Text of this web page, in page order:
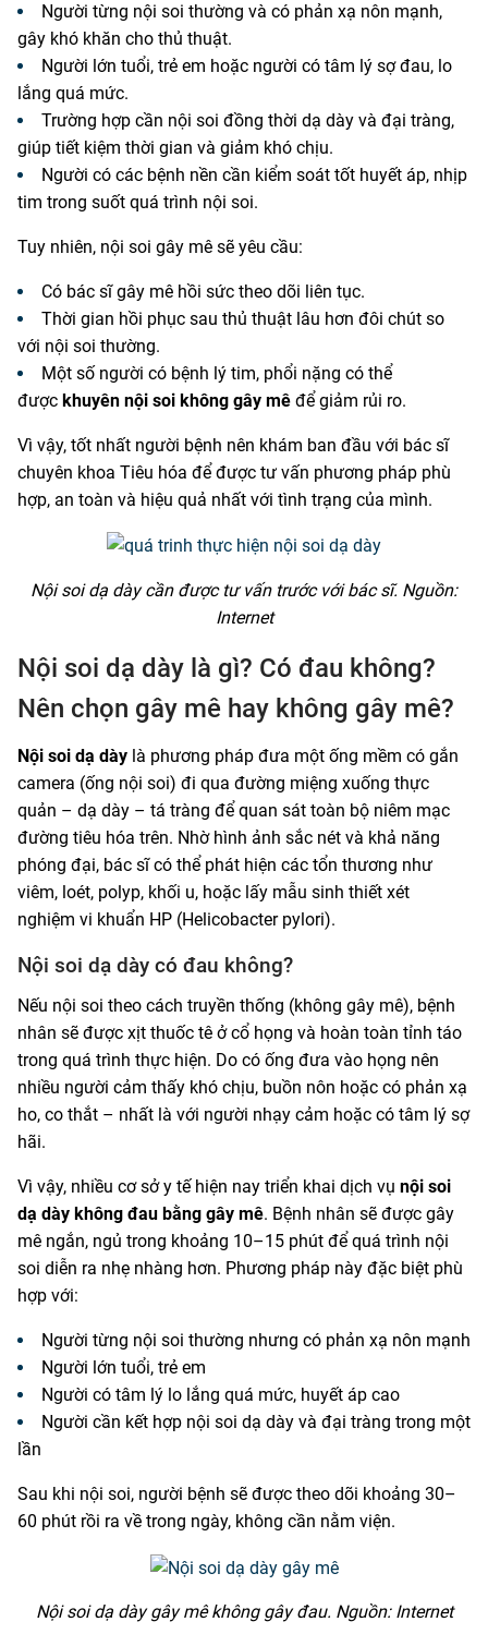
Người từng nội soi thường và có phản xạ nôn mạnh,
gây khó khăn cho thủ thuật.
Người lớn tuổi, trẻ em hoặc người có tâm lý sợ đau, lo
lắng quá mức.
Trường hợp cần nội soi đồng thời dạ dày và đại tràng,
giúp tiết kiệm thời gian và giảm khó chịu.
Người có các bệnh nền cần kiểm soát tốt huyết áp, nhịp
tim trong suốt quá trình nội soi.
Tuy nhiên, nội soi gây mê sẽ yêu cầu:
Có bác sĩ gây mê hồi sức theo dõi liên tục.
Thời gian hồi phục sau thủ thuật lâu hơn đôi chút so
với nội soi thường.
Một số người có bệnh lý tim, phổi nặng có thể
được khuyên nội soi không gây mê để giảm rủi ro.
Vì vậy, tốt nhất người bệnh nên khám ban đầu với bác sĩ
chuyên khoa Tiêu hóa để được tư vấn phương pháp phù
hợp, an toàn và hiệu quả nhất với tình trạng của mình.
Nội soi dạ dày cần được tư vấn trước với bác sĩ. Nguồn:
Internet
Nội soi dạ dày là gì? Có đau không?
Nên chọn gây mê hay không gây mê?
Nội soi dạ dày là phương pháp đưa một ống mềm có gắn
camera (ống nội soi) đi qua đường miệng xuống thực
quản – dạ dày – tá tràng để quan sát toàn bộ niêm mạc
đường tiêu hóa trên. Nhờ hình ảnh sắc nét và khả năng
phóng đại, bác sĩ có thể phát hiện các tổn thương như
viêm, loét, polyp, khối u, hoặc lấy mẫu sinh thiết xét
nghiệm vi khuẩn HP (Helicobacter pylori).
Nội soi dạ dày có đau không?
Nếu nội soi theo cách truyền thống (không gây mê), bệnh
nhân sẽ được xịt thuốc tê ở cổ họng và hoàn toàn tỉnh táo
trong quá trình thực hiện. Do có ống đưa vào họng nên
nhiều người cảm thấy khó chịu, buồn nôn hoặc có phản xạ
ho, co thắt – nhất là với người nhạy cảm hoặc có tâm lý sợ
hãi.
Vì vậy, nhiều cơ sở y tế hiện nay triển khai dịch vụ nội soi
dạ dày không đau bằng gây mê. Bệnh nhân sẽ được gây
mê ngắn, ngủ trong khoảng 10–15 phút để quá trình nội
soi diễn ra nhẹ nhàng hơn. Phương pháp này đặc biệt phù
hợp với:
Người từng nội soi thường nhưng có phản xạ nôn mạnh
Người lớn tuổi, trẻ em
Người có tâm lý lo lắng quá mức, huyết áp cao
Người cần kết hợp nội soi dạ dày và đại tràng trong một
lần
Sau khi nội soi, người bệnh sẽ được theo dõi khoảng 30–
60 phút rồi ra về trong ngày, không cần nằm viện.
Nội soi dạ dày gây mê không gây đau. Nguồn: Internet